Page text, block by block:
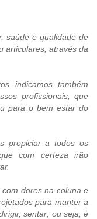
saúde e qualidade de
articulares, através da
indicamos também
profissionais, que
para o bem estar do
propiciar a todos os
com certeza irão
dores na coluna e
para manter a
sentar; ou seja, é